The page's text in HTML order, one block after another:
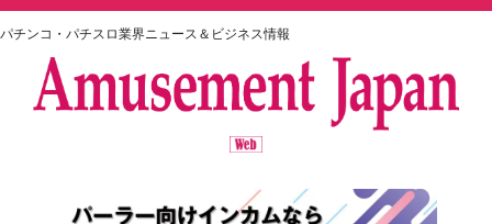
パチンコ・パチスロ業界ニュース＆ビジネス情報